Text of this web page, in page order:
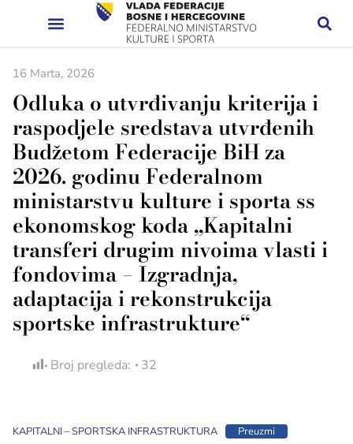
16 Marta, 2026
Odluka o utvrđivanju kriterija i
raspodjele sredstava utvrđenih
Budžetom Federacije BiH za
2026. godinu Federalnom
ministarstvu kulture i sporta ss
ekonomskog koda „Kapitalni
transferi drugim nivoima vlasti i
fondovima – Izgradnja,
adaptacija i rekonstrukcija
sportske infrastrukture“
Broj pregleda: 32
KAPITALNI – SPORTSKA INFRASTRUKTURA Preuzmi